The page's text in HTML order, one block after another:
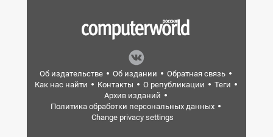
Об издательстве Об издании
Обратная связь
Как нас найти
Контакты О републикации
Теги
Архив изданий
Политика обработки персональных данных
Change privacy settings